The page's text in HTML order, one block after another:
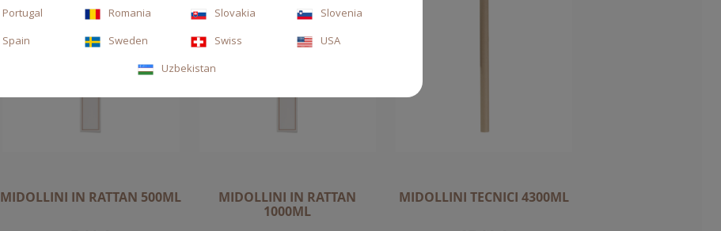
MIDOLLINI IN RATTAN 500ML
MIDOLLINI IN RATTAN
1000ML
MIDOLLINI TECNICI 4300ML
Portugal
Romania Slovakia
Slovenia
Spain
Sweden Swiss
USA
Uzbekistan